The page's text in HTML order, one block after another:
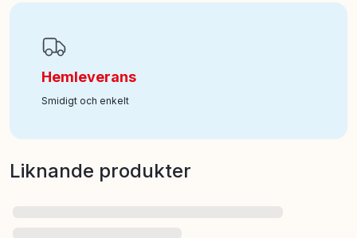
Hemleverans
Smidigt och enkelt
Liknande produkter